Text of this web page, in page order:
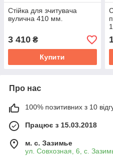
Стійка для зчитувача
вулична 410 мм.
3 410 ₴
Купити
Про нас
100% позитивних з 10
Працює з 15.03.2018
м. с. Зазимье
ул. Совхозная, 6, с.